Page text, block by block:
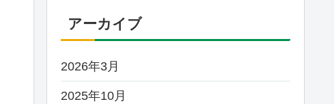
アーカイブ
2026年3月
2025年10月